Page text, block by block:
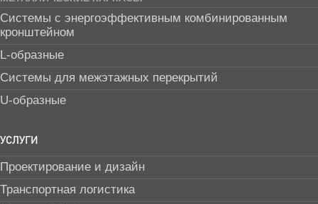
Системы с энергоэффективным комбинированным
кронштейном
L-образные
Системы для межэтажных перекрытий
U-образные
УСЛУГИ
Проектирование и дизайн
Транспортная логистика